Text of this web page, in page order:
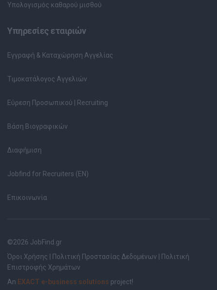
Υπολογισμός καθαρού μισθού
Υπηρεσίες εταιριών
Εγγραφή & Καταχώρηση Αγγελίας
Τιμοκατάλογος Αγγελιών
Εύρεση Προσωπικού | Recruiting
Βάση Βιογραφικών
Διαφήμιση
Jobfind for Recruiters (EN)
Επικοινωνία
©2026 JobFind.gr
Όροι Χρήσης
Πολιτική Προστασίας Δεδομένων
Πολιτική
Επιστροφής Χρημάτων
An EXACT e-business solutions project!